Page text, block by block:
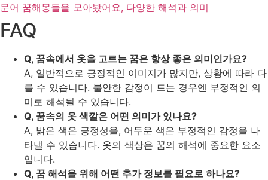
문어 꿈해몽들을 모아봤어요, 다양한 해석과 의미
FAQ
Q, 꿈속에서 옷을 고르는 꿈은 항상 좋은 의미인가요?
A, 일반적으로 긍정적인 이미지가 많지만, 상황에 따라 다
를 수 있습니다. 불안한 감정이 드는 경우엔 부정적인 의
미로 해석될 수 있습니다.
Q, 꿈속의 옷 색깔은 어떤 의미가 있나요?
A, 밝은 색은 긍정성을, 어두운 색은 부정적인 감정을 나
타낼 수 있습니다. 옷의 색상은 꿈의 해석에 중요한 요소
입니다.
Q, 꿈 해석을 위해 어떤 추가 정보를 필요로 하나요?